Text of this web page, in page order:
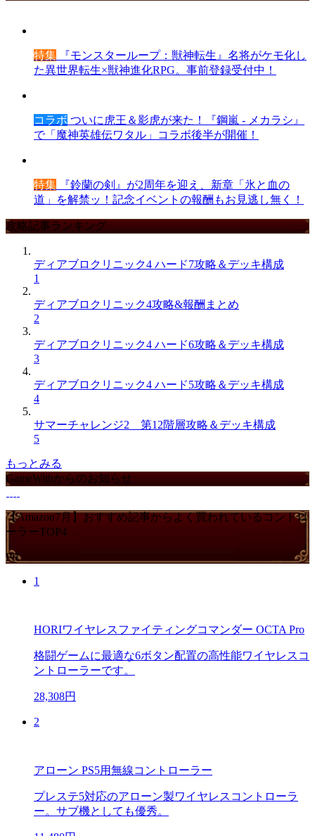
特集 『モンスターループ：獣神転生』名将がケモ化し
た異世界転生×獣神進化RPG。事前登録受付中！
コラボ ついに虎王＆影虎が来た！『鋼嵐 - メカラシ』
で「魔神英雄伝ワタル」コラボ後半が開催！
特集 『鈴蘭の剣』が2周年を迎え、新章「氷と血の
道」を解禁ッ！記念イベントの報酬もお見逃し無く！
攻略記事ランキング
ディアブロクリニック4 ハード7攻略＆デッキ構成
1
ディアブロクリニック4攻略&報酬まとめ
2
ディアブロクリニック4 ハード6攻略＆デッキ構成
3
ディアブロクリニック4 ハード5攻略＆デッキ構成
4
サマーチャレンジ2 第12階層攻略＆デッキ構成
5
もっとみる
GameWithからのお知らせ
【Amazon7月】おすすめ記事からよく買われているコントロ
ーラーTOP4
PR
1
HORIワイヤレスファイティングコマンダー OCTA Pro
格闘ゲームに最適な6ボタン配置の高性能ワイヤレスコ
ントローラーです。
28,308円
2
アローン PS5用無線コントローラー
プレステ5対応のアローン製ワイヤレスコントローラ
ー。サブ機としても優秀。